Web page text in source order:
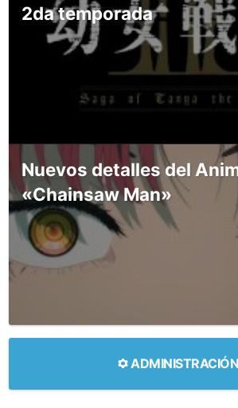
2da temporada
Nuevos detalles del
«Chainsaw Man»
ADMINISTRACIÓN